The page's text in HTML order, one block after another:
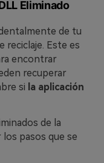
Eliminado
de tu
reciclaje. Este es
encontrar
recuperar
si la aplicación
de la
los pasos que se